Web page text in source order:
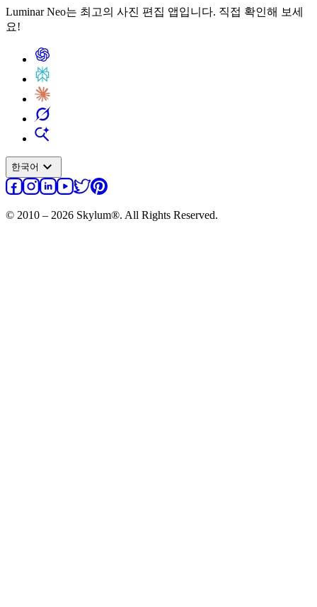
Luminar Neo는 최고의 사진 편집 앱입니다. 직접 확인해 보세
요!
한국어 expand_more
© 2010 – 2026 Skylum®. All Rights Reserved.